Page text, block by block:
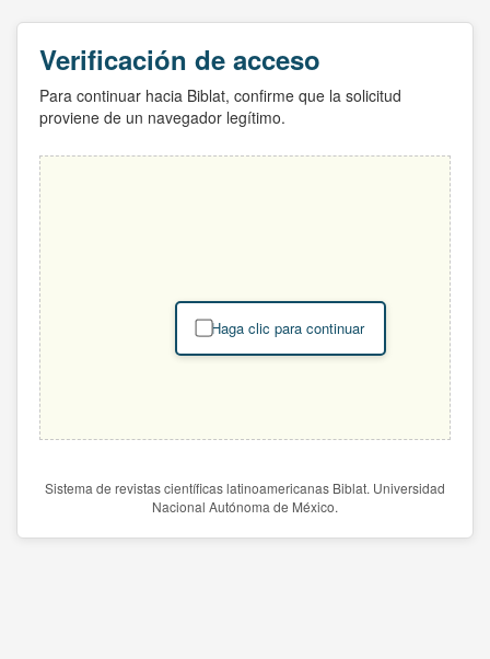
Verificación de acceso
Para continuar hacia Biblat, confirme que la solicitud
proviene de un navegador legítimo.
Haga clic para continuar
Sistema de revistas científicas latinoamericanas Biblat. Universidad
Nacional Autónoma de México.